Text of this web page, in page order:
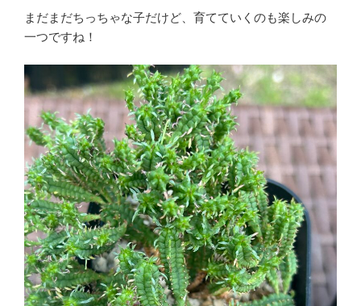
まだまだちっちゃな子だけど、育てていくのも楽しみの
一つですね！